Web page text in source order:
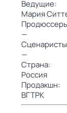
Ведущие:
Мария
—
—
Страна:
Россия
Продакшн:
ВГТРК